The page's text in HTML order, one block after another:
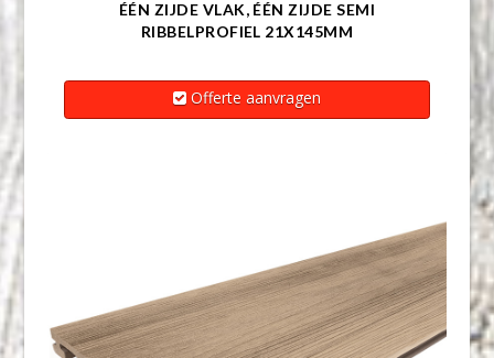
ÉÉN ZIJDE VLAK, ÉÉN ZIJDE SEMI
RIBBELPROFIEL 21X145MM
Offerte aanvragen